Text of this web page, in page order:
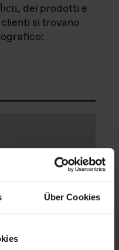
Über Cookies
, dei prodotti e
si trovano